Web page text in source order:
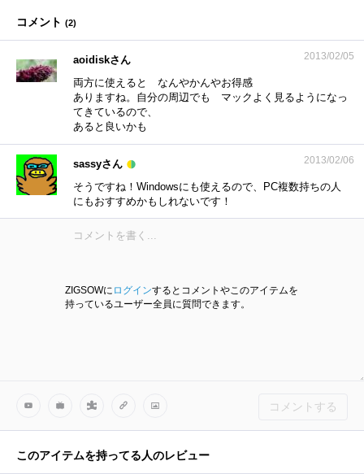
コメント (2)
aoidiskさん 2013/02/05
両方に使えると なんやかんやお得感
ありますね。自分の周辺でも マックよく見るようになっ
てきているので、
あると良いかも
sassyさん 2013/02/06
そうですね！Windowsにも使えるので、PC複数持ちの人
にもおすすめかもしれないです！
ZIGSOWに ログインするとコメントやこのアイテムを
持っているユーザー全員に質問できます。
コメントする
このアイテムを持ってる人のレビュー